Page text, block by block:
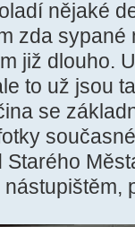
nějaké
zda
již dlouho.
to už jsou
se
Starého